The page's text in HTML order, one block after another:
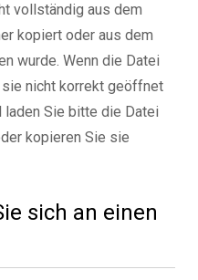
vollständig aus dem
kopiert oder aus dem
wurde. Wenn die Datei
nicht korrekt geöffnet
Sie bitte die Datei
kopieren Sie sie
sich an einen